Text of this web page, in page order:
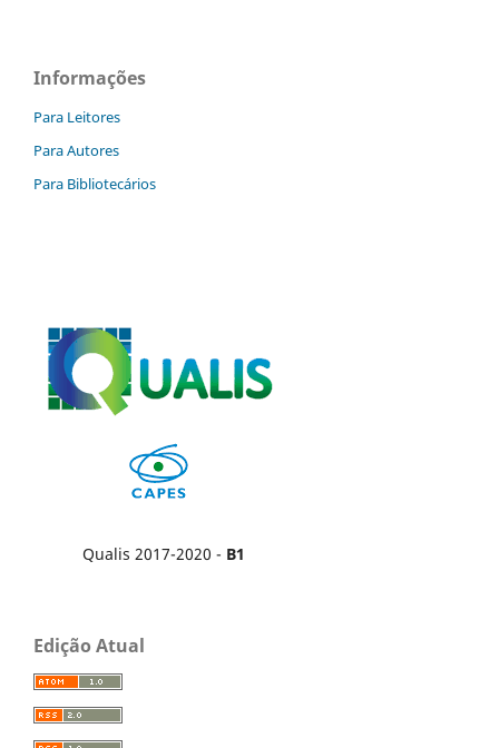
Informações
Para Leitores
Para Autores
Para Bibliotecários
Qualis 2017-2020 - B1
Edição Atual